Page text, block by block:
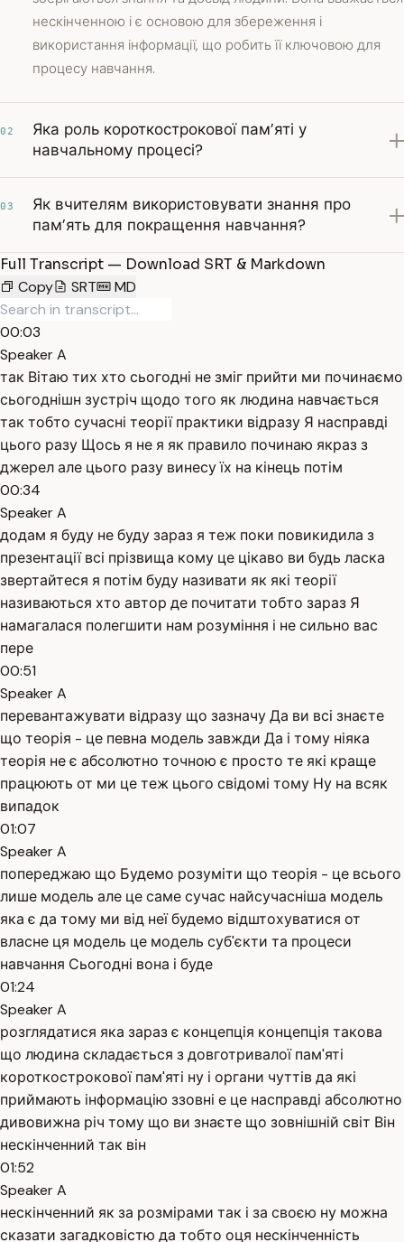
нескінченною і є основою для збереження і
використання інформації, що робить її ключовою для
процесу навчання.
02
Яка роль короткострокової пам’яті у
навчальному процесі?
03
Як вчителям використовувати знання про
пам’ять для покращення навчання?
Full Transcript — Download SRT & Markdown
Copy
SRT MD
00:03
Speaker A
так Вітаю тих хто сьогодні не зміг прийти ми починаємо
сьогоднішн зустріч щодо того як людина навчається
так тобто сучасні теорії практики відразу Я насправді
цього разу Щось я не я як правило починаю якраз з
джерел але цього разу винесу їх на кінець потім
00:34
Speaker A
додам я буду не буду зараз я теж поки повикидила з
презентації всі прізвища кому це цікаво ви будь ласка
звертайтеся я потім буду називати як які теорії
називаються хто автор де почитати тобто зараз Я
намагалася полегшити нам розуміння і не сильно вас
пере
00:51
Speaker A
перевантажувати відразу що зазначу Да ви всі знаєте
що теорія - це певна модель завжди Да і тому ніяка
теорія не є абсолютно точною є просто те які краще
працюють от ми це теж цього свідомі тому Ну на всяк
випадок
01:07
Speaker A
попереджаю що Будемо розуміти що теорія - це всього
лише модель але це саме сучас найсучасніша модель
яка є да тому ми від неї будемо відштохуватися от
власне ця модель це модель суб'єкти та процеси
навчання Сьогодні вона і буде
01:24
Speaker A
розглядатися яка зараз є концепція концепція такова
що людина складається з довготривалої пам'яті
короткострокової пам'яті ну і органи чуттів да які
приймають інформацію ззовні е це насправді абсолютно
дивовижна річ тому що ви знаєте що зовнішній світ Він
нескінченний так він
01:52
Speaker A
нескінченний як за розмірами так і за своєю ну можна
сказати загадковістю да тобто оця нескінченність